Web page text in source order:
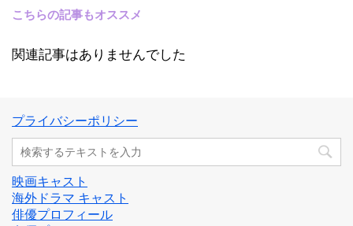
こちらの記事もオススメ
関連記事はありませんでした
プライバシーポリシー
映画キャスト
海外ドラマ キャスト
俳優プロフィール